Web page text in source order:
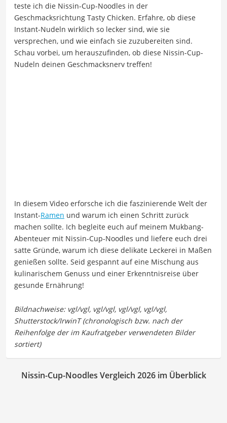
teste ich die Nissin-Cup-Noodles in der
Geschmacksrichtung Tasty Chicken. Erfahre, ob diese
Instant-Nudeln wirklich so lecker sind, wie sie
versprechen, und wie einfach sie zuzubereiten sind.
Schau vorbei, um herauszufinden, ob diese Nissin-Cup-
Nudeln deinen Geschmacksnerv treffen!
In diesem Video erforsche ich die faszinierende Welt der
Instant-Ramen und warum ich einen Schritt zurück
machen sollte. Ich begleite euch auf meinem Mukbang-
Abenteuer mit Nissin-Cup-Noodles und liefere euch drei
satte Gründe, warum ich diese delikate Leckerei in Maßen
genießen sollte. Seid gespannt auf eine Mischung aus
kulinarischem Genuss und einer Erkenntnisreise über
gesunde Ernährung!
Nissin-Cup-Noodles Vergleich 2026 im Überblick